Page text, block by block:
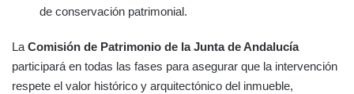
de conservación patrimonial.
La Comisión de Patrimonio de la Junta de Andalucía
participará en todas las fases para asegurar que la intervención
respete el valor histórico y arquitectónico del inmueble,